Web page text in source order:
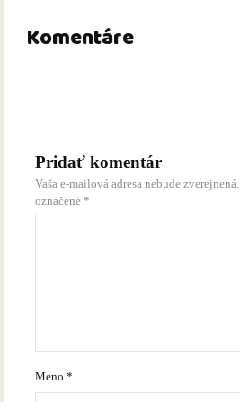
Komentáre
Pridať komentár
Vaša e-mailová adresa nebude zverejnená.
označené *
Meno*